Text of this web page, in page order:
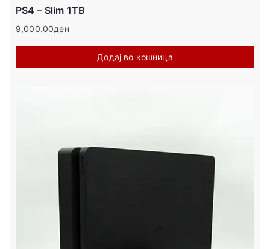
PS4 – Slim 1TB
9,000.00ден
Додај во кошница